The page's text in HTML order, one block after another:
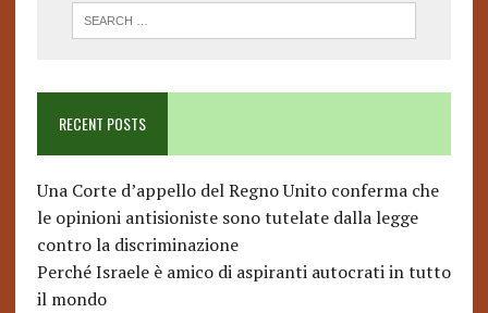
RECENT POSTS
Una Corte d’appello del Regno Unito conferma che
le opinioni antisioniste sono tutelate dalla legge
contro la discriminazione
Perché Israele è amico di aspiranti autocrati in tutto
il mondo